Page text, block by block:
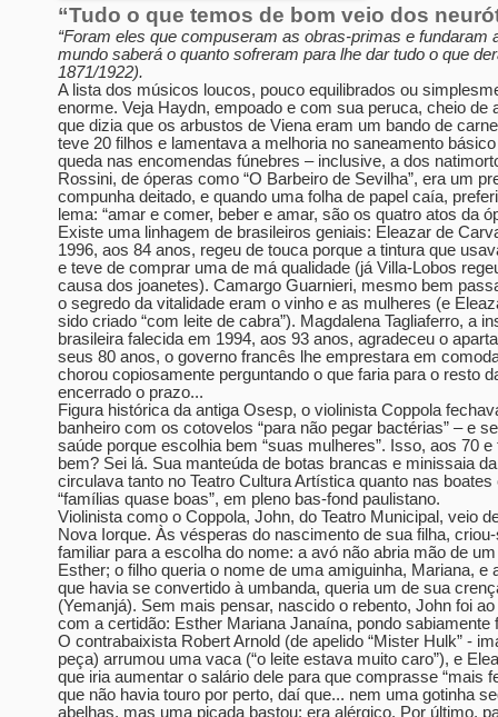
“Tudo o que temos de bom veio dos
“Foram eles que compuseram as obras-primas e fundaram
mundo saberá o quanto sofreram para lhe dar tudo o que
1871/1922).
A lista dos músicos loucos, pouco equilibrados ou
enorme. Veja Haydn, empoado e com sua peruca, cheio de
que dizia que os arbustos de Viena eram um bando de
teve 20 filhos e lamentava a melhoria no saneamento
queda nas encomendas fúnebres – inclusive, a dos
Rossini, de óperas como “O Barbeiro de Sevilha”, era um
compunha deitado, e quando uma folha de papel caía,
lema: “amar e comer, beber e amar, são os quatro atos da
Existe uma linhagem de brasileiros geniais: Eleazar de
1996, aos 84 anos, regeu de touca porque a tintura que
e teve de comprar uma de má qualidade (já Villa-Lobos
causa dos joanetes). Camargo Guarnieri, mesmo bem
o segredo da vitalidade eram o vinho e as mulheres (e
sido criado “com leite de cabra”). Magdalena Tagliaferro, a
brasileira falecida em 1994, aos 93 anos, agradeceu o
seus 80 anos, o governo francês lhe emprestara em
chorou copiosamente perguntando o que faria para o resto
encerrado o prazo...
Figura histórica da antiga Osesp, o violinista Coppola
banheiro com os cotovelos “para não pegar bactérias” – e
saúde porque escolhia bem “suas mulheres”. Isso, aos 70
bem? Sei lá. Sua manteúda de botas brancas e minissaia
circulava tanto no Teatro Cultura Artística quanto nas
“famílias quase boas”, em pleno bas-fond paulistano.
Violinista como o Coppola, John, do Teatro Municipal, veio
Nova Iorque. Às vésperas do nascimento de sua filha,
familiar para a escolha do nome: a avó não abria mão de
Esther; o filho queria o nome de uma amiguinha, Mariana, e
que havia se convertido à umbanda, queria um de sua
(Yemanjá). Sem mais pensar, nascido o rebento, John foi
com a certidão: Esther Mariana Janaína, pondo sabiamente
O contrabaixista Robert Arnold (de apelido “Mister Hulk” -
peça) arrumou uma vaca (“o leite estava muito caro”), e
que iria aumentar o salário dele para que comprasse “mais
que não havia touro por perto, daí que... nem uma gotinha
abelhas, mas uma picada bastou: era alérgico. Por último,